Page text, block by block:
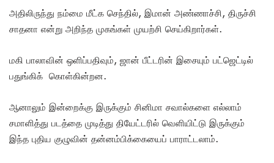
அதிலிருந்து நம்மை மீட்க செந்தில், இமான் அண்ணாச்சி, திருச்சி
சாதனா என்று அறிந்த முகங்கள் முயற்சி செய்கிறார்கள்.
மகி பாலாவின் ஒளிப்பதிவும், ஜான் பீட்டரின் இசையும் பட்ஜெட்டில்
பதுங்கிக் கொள்கின்றன.
ஆனாலும் இன்றைக்கு இருக்கும் சினிமா சவால்களை எல்லாம்
சமாளித்து படத்தை முடித்து தியேட்டரில் வெளியிட்டு இருக்கும்
இந்த புதிய குழுவின் தன்னம்பிக்கையைப் பாராட்டலாம்.